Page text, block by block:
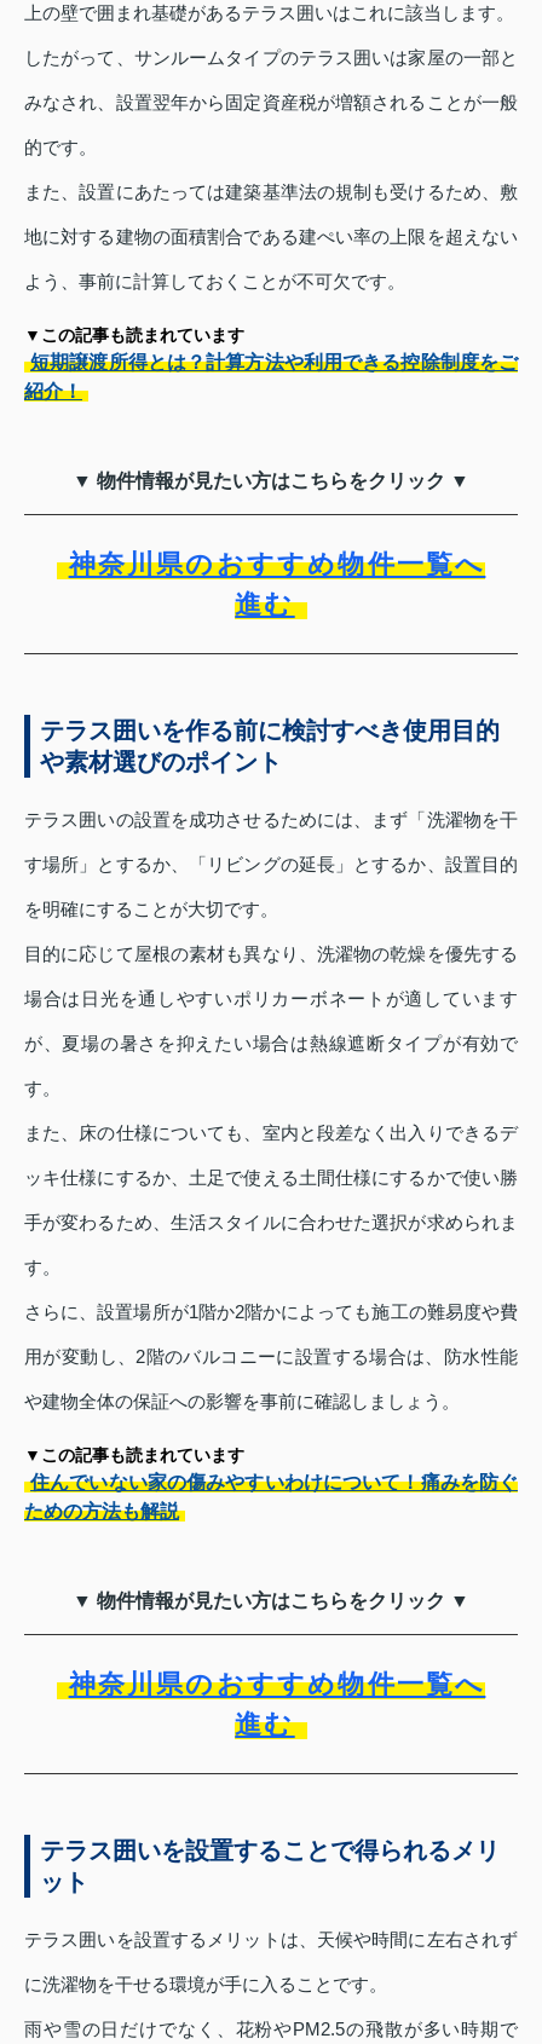
上の壁で囲まれ基礎があるテラス囲いはこれに該当します。
したがって、サンルームタイプのテラス囲いは家屋の一部と
みなされ、設置翌年から固定資産税が増額されることが一般
的です。
また、設置にあたっては建築基準法の規制も受けるため、敷
地に対する建物の面積割合である建ぺい率の上限を超えない
よう、事前に計算しておくことが不可欠です。
▼この記事も読まれています
短期譲渡所得とは？計算方法や利用できる控除制度をご
紹介！
▼ 物件情報が見たい方はこちらをクリック ▼
神奈川県のおすすめ物件一覧へ
進む
テラス囲いを作る前に検討すべき使用目的
や素材選びのポイント
テラス囲いの設置を成功させるためには、まず「洗濯物を干
す場所」とするか、「リビングの延長」とするか、設置目的
を明確にすることが大切です。
目的に応じて屋根の素材も異なり、洗濯物の乾燥を優先する
場合は日光を通しやすいポリカーボネートが適しています
が、夏場の暑さを抑えたい場合は熱線遮断タイプが有効で
す。
また、床の仕様についても、室内と段差なく出入りできるデ
ッキ仕様にするか、土足で使える土間仕様にするかで使い勝
手が変わるため、生活スタイルに合わせた選択が求められま
す。
さらに、設置場所が1階か2階かによっても施工の難易度や費
用が変動し、2階のバルコニーに設置する場合は、防水性能
や建物全体の保証への影響を事前に確認しましょう。
▼この記事も読まれています
住んでいない家の傷みやすいわけについて！痛みを防ぐ
ための方法も解説
▼ 物件情報が見たい方はこちらをクリック ▼
神奈川県のおすすめ物件一覧へ
進む
テラス囲いを設置することで得られるメリ
ット
テラス囲いを設置するメリットは、天候や時間に左右されず
に洗濯物を干せる環境が手に入ることです。
雨や雪の日だけでなく、花粉やPM2.5の飛散が多い時期で